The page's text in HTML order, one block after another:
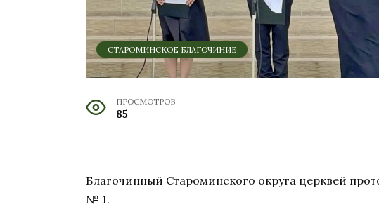
СТАРОМИНСКОЕ БЛАГОЧИНИЕ
ПРОСМОТРОВ
85
Благочинный Староминского округа церквей
№ 1.